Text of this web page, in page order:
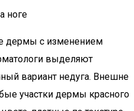
ноге
дермы с изменением
выделяют
вариант недуга. Внешне
участки дермы красного